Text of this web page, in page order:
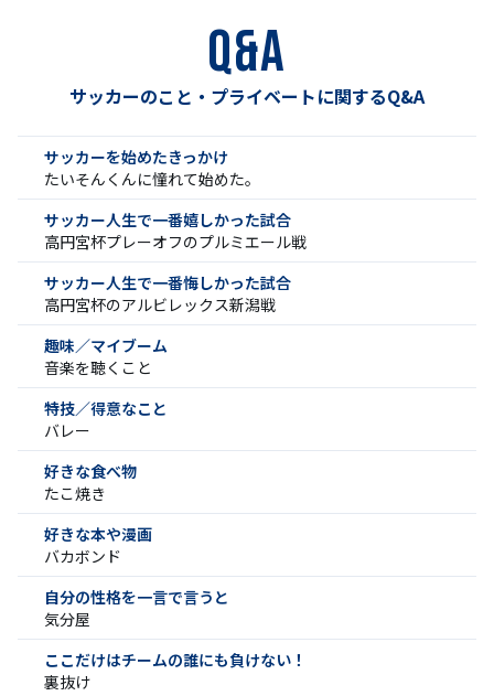
Q&A
サッカーのこと・プライベートに関するQ&A
サッカーを始めたきっかけ
たいそんくんに憧れて始めた。
サッカー人生で一番嬉しかった試合
高円宮杯プレーオフのプルミエール戦
サッカー人生で一番悔しかった試合
高円宮杯のアルビレックス新潟戦
趣味／マイブーム
音楽を聴くこと
特技／得意なこと
バレー
好きな食べ物
たこ焼き
好きな本や漫画
バカボンド
自分の性格を一言で言うと
気分屋
ここだけはチームの誰にも負けない！
裏抜け